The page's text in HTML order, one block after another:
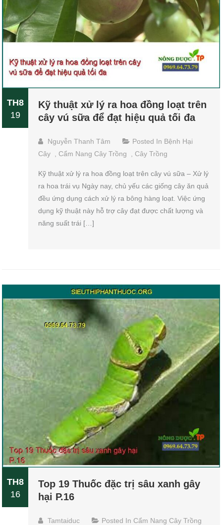
TH8
19
Kỹ thuật xử lý ra hoa đồng loạt trên
cây vú sữa để đạt hiệu quả tối đa
Nguyễn Thanh Tâm Posted In Bệnh Hại
Cây , Cẩm Nang Cây Trồng , Cây Trồng
Kỹ thuật xử lý ra hoa đồng loạt trên cây vú sữa – Xử lý
ra hoa trái vụ Ngày nay, chủ yếu các giống cây ăn quả
đều ứng dụng cách xử lý ra bông hàng loạt. Việc ứng
dụng kỹ thuật này hỗ trợ cây đạt được chất lượng và
năng suất trái […]
TH8
16
Top 19 Thuốc đặc trị sâu xanh gây
hại P.16
Tamtaiduc Posted In Cẩm Nang Cây Trồng